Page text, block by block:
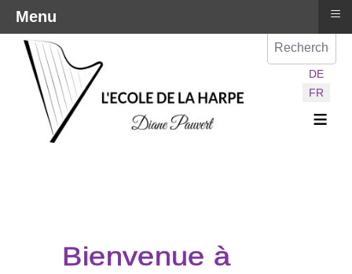
Sélectionnez
DE
FR
≡
Menu ≡